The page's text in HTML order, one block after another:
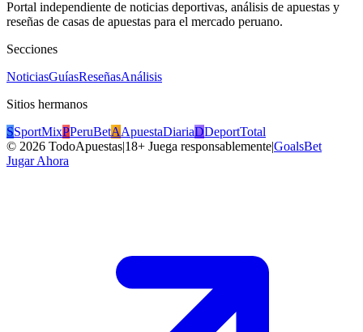
Portal independiente de noticias deportivas, análisis de apuestas y
reseñas de casas de apuestas para el mercado peruano.
Secciones
NoticiasGuíasReseñasAnálisis
Sitios hermanos
SSportMixPPeruBetAApuestaDiariaDDeportTotal
© 2026 TodoApuestas|18+ Juega responsablemente|GoalsBet
Jugar Ahora